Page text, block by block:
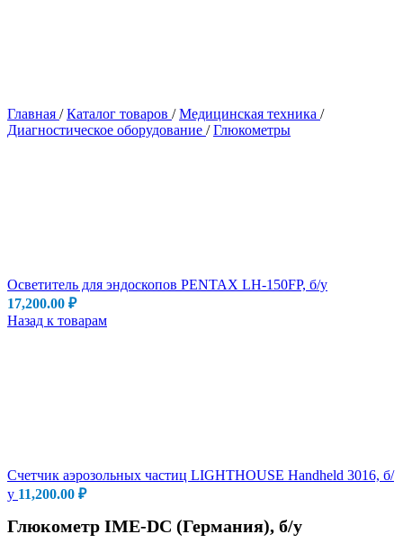
Главная / Каталог товаров / Медицинская техника /
Диагностическое оборудование / Глюкометры
Осветитель для эндоскопов PENTAX LH-150FP, б/у
17,200.00 ₽
Назад к товарам
Счетчик аэрозольных частиц LIGHTHOUSE Handheld 3016, б/
у 11,200.00 ₽
Глюкометр IME-DC (Германия), б/у